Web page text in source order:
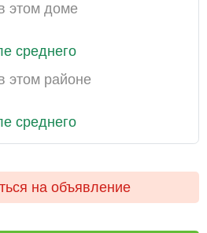
этом доме
среднего
этом районе
среднего
на объявление